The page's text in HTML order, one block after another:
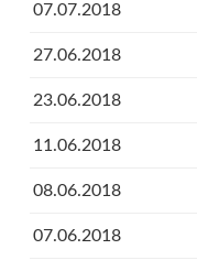
07.07.2018
27.06.2018
23.06.2018
11.06.2018
08.06.2018
07.06.2018